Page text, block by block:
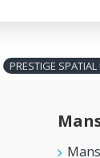
PRESTIGE